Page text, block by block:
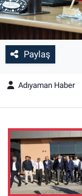
Paylaş
Adıyaman Haber
Eğitim
Ekonomi
Çevre
BİLİM VE